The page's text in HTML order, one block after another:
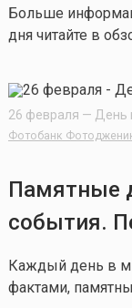
Больше
дня читайте в
26 февраля — День
Фотобанк
Памятные
события.
Каждый день в
фактами,